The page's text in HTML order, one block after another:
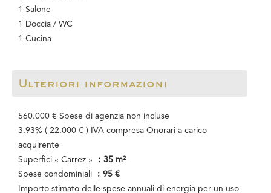
1 Salone
1 Doccia / WC
1 Cucina
Ulteriori informazioni
560.000 € Spese di agenzia non incluse
3.93% ( 22.000 € ) IVA compresa Onorari a carico
acquirente
Superfici « Carrez »
35 m²
Spese condominiali
95 €
Importo stimato delle spese annuali di energia per un uso